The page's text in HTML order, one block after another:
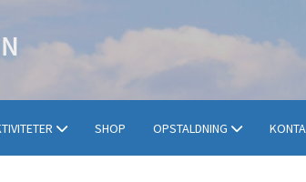
SHOP OPSTALDNING